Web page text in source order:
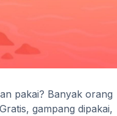
pakai? Banyak orang
gampang dipakai,